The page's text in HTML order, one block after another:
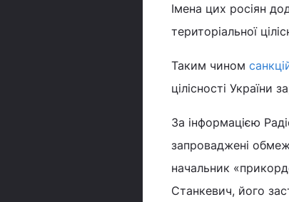
Імена цих росіян
територіальної
Таким чином
цілісності України
За інформацією
запроваджені
начальник
Станкевич, його